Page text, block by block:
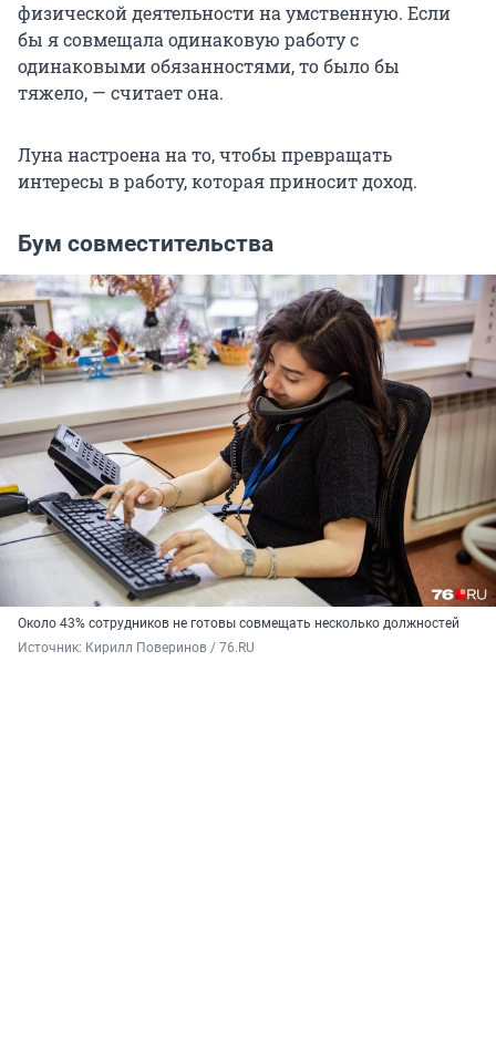
физической деятельности на умственную. Если
бы я совмещала одинаковую работу с
одинаковыми обязанностями, то было бы
тяжело, — считает она.
Луна настроена на то, чтобы превращать
интересы в работу, которая приносит доход.
Бум совместительства
Около 43% сотрудников не готовы совмещать несколько должностей
Источник: Кирилл Поверинов / 76.RU